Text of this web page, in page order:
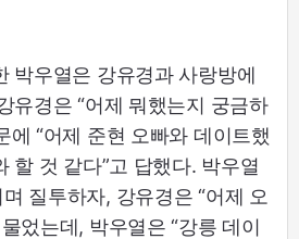
박우열은 강유경과 사랑방에
유경은 “어제 뭐했는지 궁금하
에 “어제 준현 오빠와 데이트했
할 것 같다”고 답했다. 박우열
질투하자, 강유경은 “어제 오
었는데, 박우열은 “강릉 데이